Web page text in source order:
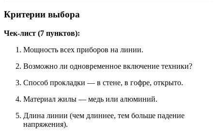
Критерии выбора
Чек-лист (7 пунктов):
Мощность всех приборов на линии.
Возможно ли одновременное включение техники?
Способ прокладки — в стене, в гофре, открыто.
Материал жилы — медь или алюминий.
Длина линии (чем длиннее, тем больше падение
напряжения).